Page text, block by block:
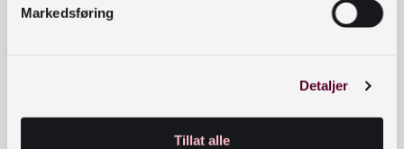
Markedsføring
Detaljer
Tillat alle
Ved å belyse og diskutere kulturarv både som
kunne belyse og diskutere beredskap fra ulike
følgende mål: